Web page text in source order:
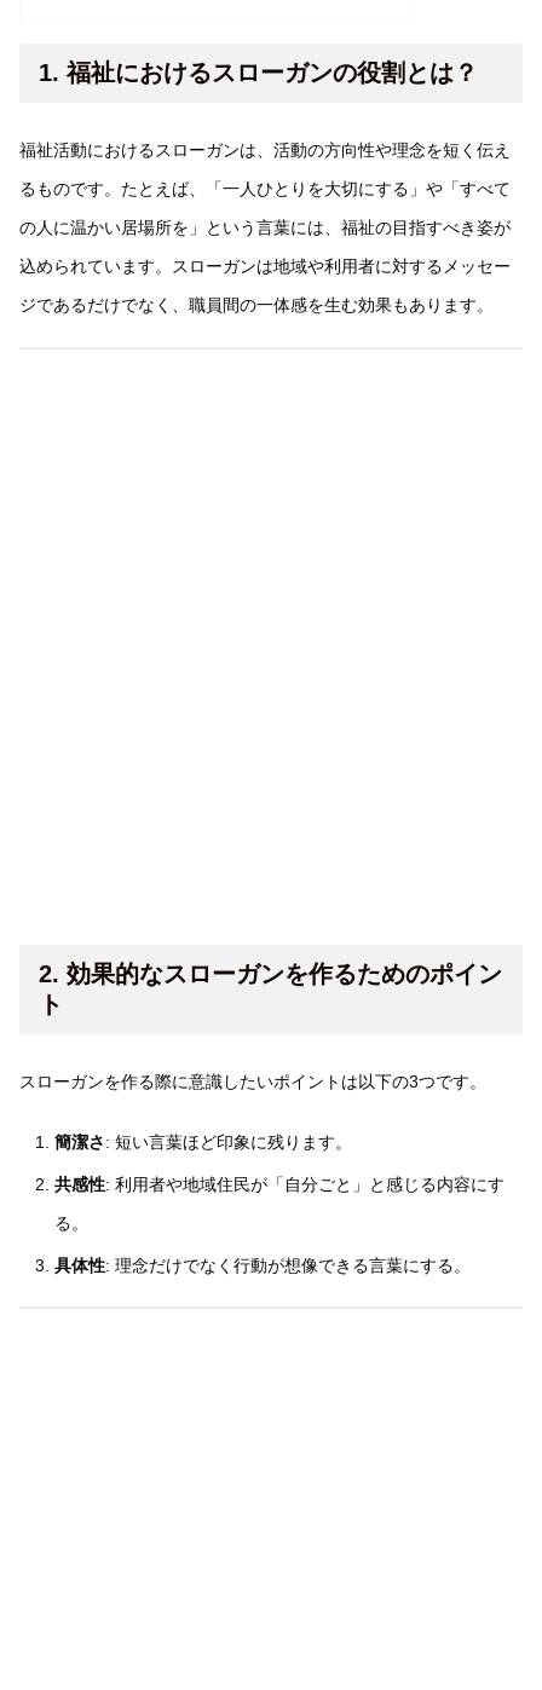
1. 福祉におけるスローガンの役割とは？
福祉活動におけるスローガンは、活動の方向性や理念を短く伝え
るものです。たとえば、「一人ひとりを大切にする」や「すべて
の人に温かい居場所を」という言葉には、福祉の目指すべき姿が
込められています。スローガンは地域や利用者に対するメッセー
ジであるだけでなく、職員間の一体感を生む効果もあります。
2. 効果的なスローガンを作るためのポイン
ト
スローガンを作る際に意識したいポイントは以下の3つです。
簡潔さ: 短い言葉ほど印象に残ります。
共感性: 利用者や地域住民が「自分ごと」と感じる内容にす
る。
具体性: 理念だけでなく行動が想像できる言葉にする。